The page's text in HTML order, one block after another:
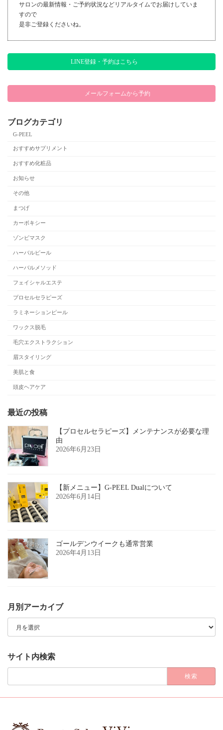
サロンの最新情報・ご予約状況などリアルタイムでお届けしていま
すので
是非ご登録くださいね。
LINE登録・予約はこちら
メールフォームから予約
ブログカテゴリ
G-PEEL
おすすめサプリメント
おすすめ化粧品
お知らせ
その他
まつげ
カーボキシー
ゾンビマスク
ハーバルピール
ハーバルメソッド
フェイシャルエステ
プロセルセラピーズ
ラミネーションピール
ワックス脱毛
毛穴エクストラクション
眉スタイリング
美肌と食
頭皮ヘアケア
最近の投稿
【プロセルセラピーズ】メンテナンスが必要な理
由
2026年6月23日
【新メニュー】G-PEEL Dualについて
2026年6月14日
ゴールデンウイークも通常営業
2026年4月13日
月別アーカイブ
月
イ
ブ
サイト内検索